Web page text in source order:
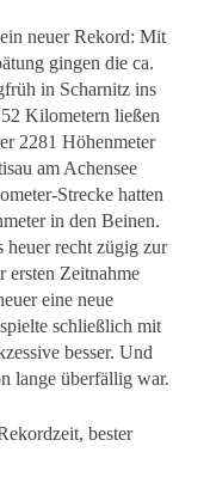
neuer Rekord: Mit
gingen die ca.
in Scharnitz ins
Kilometern ließen
2281 Höhenmeter
am Achensee
Strecke hatten
in den Beinen.
heuer recht zügig zur
ersten Zeitnahme
eine neue
schließlich mit
besser. Und
lange überfällig war.
bester